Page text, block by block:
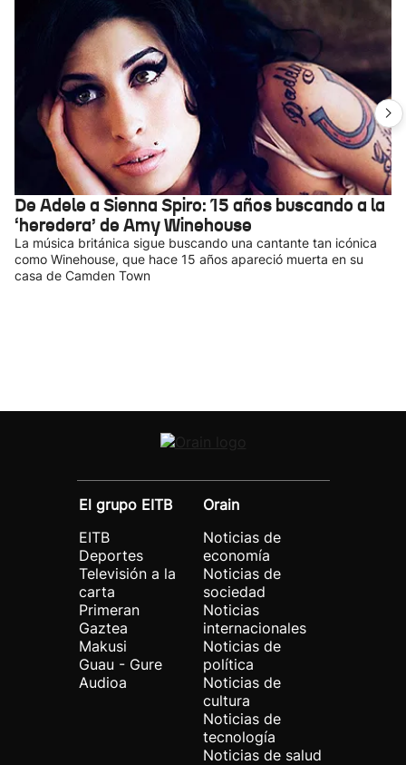
De Adele a Sienna Spiro: 15 años buscando a la
‘heredera’ de Amy Winehouse
La música británica sigue buscando una cantante tan icónica
como Winehouse, que hace 15 años apareció muerta en su
casa de Camden Town
El grupo EITB
EITB
Deportes
Televisión a la
carta
Primeran
Gaztea
Makusi
Guau - Gure
Audioa
Orain
Noticias de
economía
Noticias de
sociedad
Noticias
internacionales
Noticias de
política
Noticias de
cultura
Noticias de
tecnología
Noticias de salud